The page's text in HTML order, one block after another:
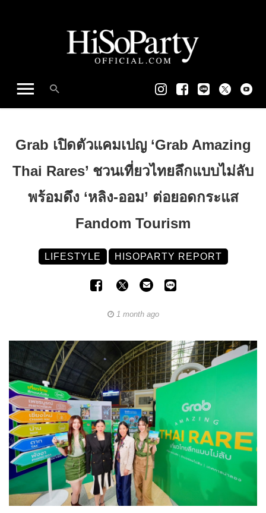
Grab เปิดตัวแคมเปญ ‘Grab Amazing
Thai Rares’ ชวนเที่ยวไทยลึกแบบไม่ลับ
พร้อมดึง ‘หลิง-ออม’ ต่อยอดกระแส
Fandom Tourism
LIFESTYLE HISOPARTY REPORT
1 month ago